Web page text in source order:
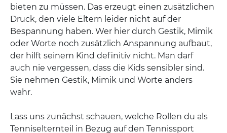
bieten zu müssen. Das erzeugt einen zusätzlichen
Druck, den viele Eltern leider nicht auf der
Bespannung haben. Wer hier durch Gestik, Mimik
oder Worte noch zusätzlich Anspannung aufbaut,
der hilft seinem Kind definitiv nicht. Man darf
auch nie vergessen, dass die Kids sensibler sind.
Sie nehmen Gestik, Mimik und Worte anders
wahr.
Lass uns zunächst schauen, welche Rollen du als
Tenniselternteil in Bezug auf den Tennissport